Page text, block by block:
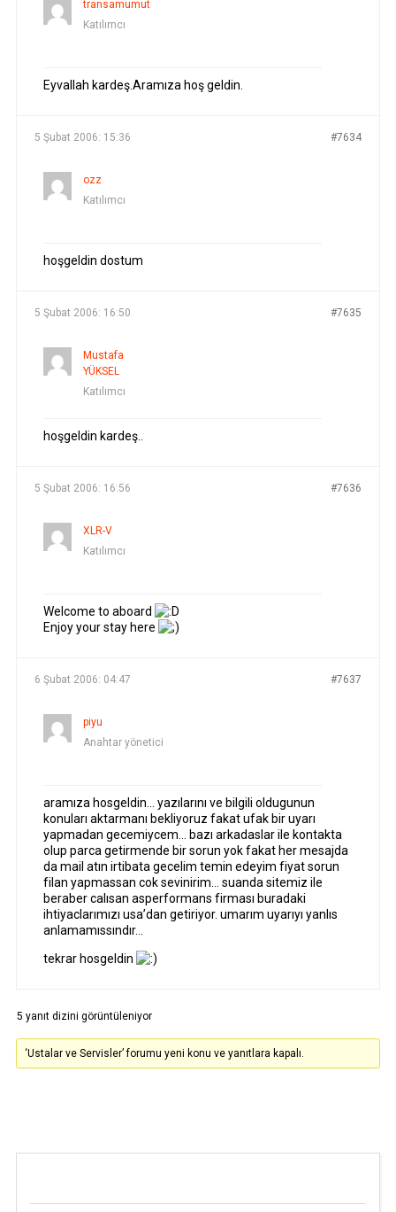
transamumut
Katılımcı
Eyvallah kardeş.Aramıza hoş geldin.
5 Şubat 2006: 15:36 #7634
ozz
Katılımcı
hoşgeldin dostum
5 Şubat 2006: 16:50 #7635
Mustafa
YÜKSEL
Katılımcı
hoşgeldin kardeş..
5 Şubat 2006: 16:56 #7636
XLR-V
Katılımcı
Welcome to aboard
Enjoy your stay here
6 Şubat 2006: 04:47 #7637
piyu
Anahtar yönetici
aramıza hosgeldin… yazılarını ve bilgili oldugunun
konuları aktarmanı bekliyoruz fakat ufak bir uyarı
yapmadan gecemiycem… bazı arkadaslar ile kontakta
olup parca getirmende bir sorun yok fakat her mesajda
da mail atın irtibata gecelim temin edeyim fiyat sorun
filan yapmassan cok sevinirim… suanda sitemiz ile
beraber calısan asperformans firması buradaki
ihtiyaclarımızı usa’dan getiriyor. umarım uyarıyı yanlıs
anlamamıssındır…
tekrar hosgeldin
5 yanıt dizini görüntüleniyor
‘Ustalar ve Servisler’ forumu yeni konu ve yanıtlara kapalı.